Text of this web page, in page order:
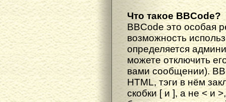
Что такое BBCode?
BBCode это особая
возможность
определяется
можете отключить
вами сообщении).
HTML, тэги в нём
скобки [ и ], а не < и